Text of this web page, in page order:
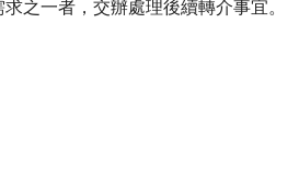
之一者，交辦處理後續轉介事宜。